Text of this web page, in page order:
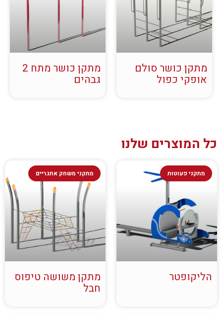
מתקן כושר סולם
אופקי כפול
מתקן כושר מתח 2
גבהים
כל המוצרים שלנו
מתקני פעוטות
הליקופטר
מתקני משחק אתגריים
מתקן משושה טיפוס
חבל